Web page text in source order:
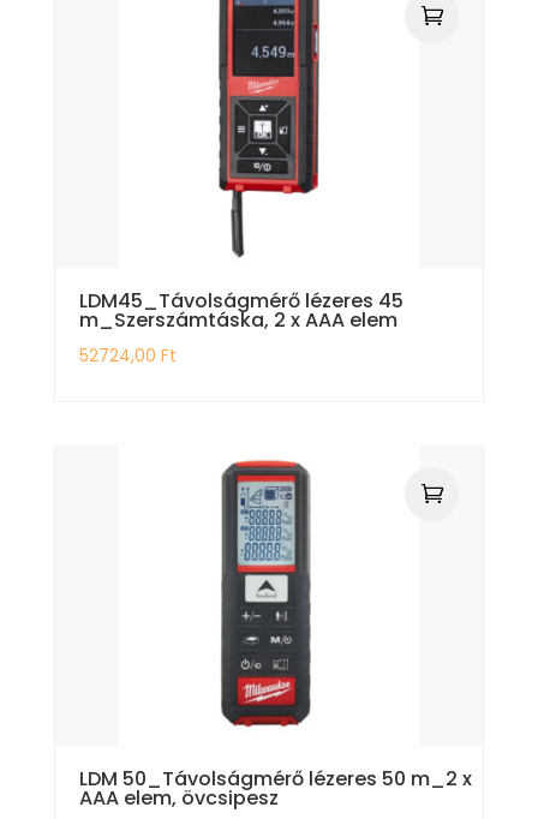
LDM45_Távolságmérő lézeres 45
m_Szerszámtáska, 2 x AAA elem
52724,00 Ft
LDM 50_Távolságmérő lézeres 50 m_2 x
AAA elem, övcsipesz